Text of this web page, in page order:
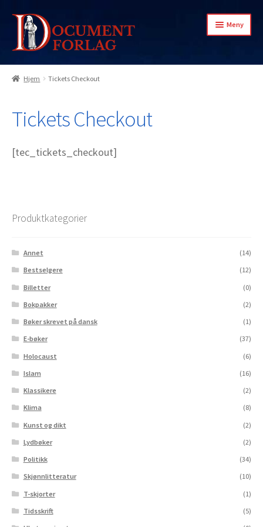
Hopp
navigasjon
Hopp
innhold
Meny
Min konto
Hjem Tickets Checkout
Tickets Checkout
[tec_tickets_checkout]
Produktkategorier
Annet
(14)
Bestselgere
(12)
Billetter
(0)
Bokpakker
(2)
Bøker skrevet på dansk
(1)
E-bøker
(37)
Holocaust
(6)
Islam
(16)
Klassikere
(2)
Klima
(8)
Kunst og dikt
(2)
Lydbøker
(2)
Politikk
(34)
Skjønnlitteratur
(10)
T-skjorter
(1)
Tidsskrift
(5)